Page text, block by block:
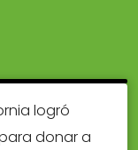
logró
donar a